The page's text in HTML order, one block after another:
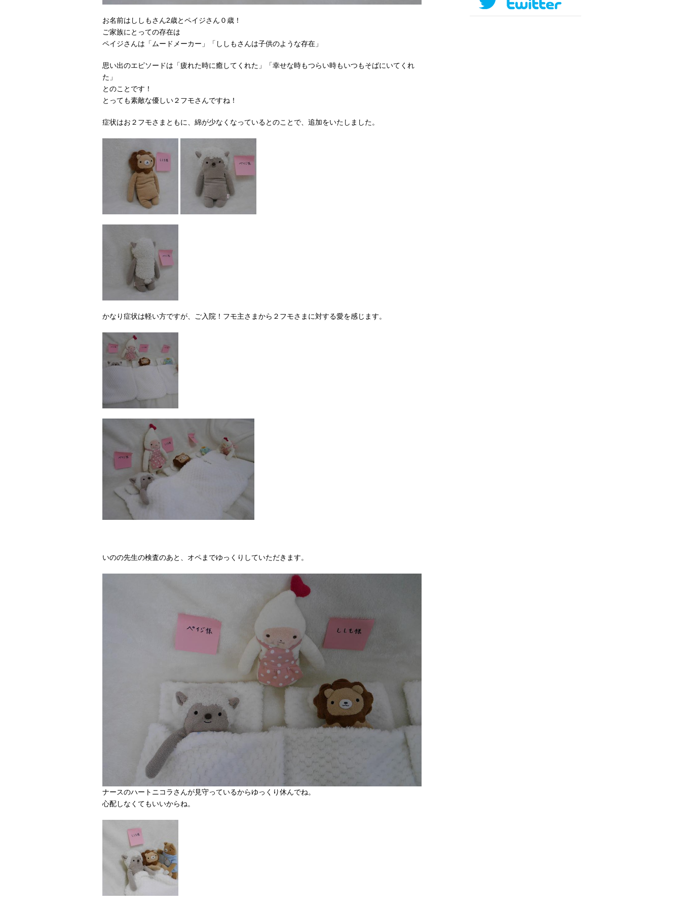
お名前はししもさん2歳とペイジさん０歳！
ご家族にとっての存在は
ペイジさんは「ムードメーカー」「ししもさんは子供のような存在」
思い出のエピソードは「疲れた時に癒してくれた」「幸せな時もつらい時もいつもそばにいてくれ
た」
とのことです！
とっても素敵な優しい２フモさんですね！
症状はお２フモさまともに、綿が少なくなっているとのことで、追加をいたしました。
かなり症状は軽い方ですが、ご入院！フモ主さまから２フモさまに対する愛を感じます。
いのの先生の検査のあと、オペまでゆっくりしていただきます。
ナースのハートニコラさんが見守っているからゆっくり休んでね。
心配しなくてもいいからね。